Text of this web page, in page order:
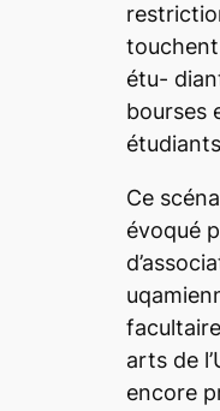
étu-
bourses
Ce
évoqué
arts de
encore